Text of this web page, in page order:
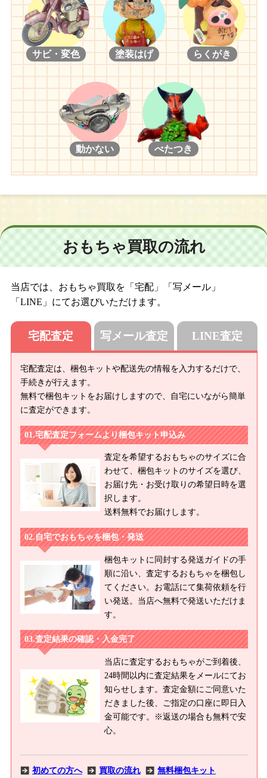
サビ・変色 塗装はげ らくがき
動かない べたつき
おもちゃ買取の流れ
当店では、おもちゃ買取を「宅配」「写メール」
「LINE」にてお選びいただけます。
宅配査定
宅配査定は、梱包キットや配送先の情報を入力するだけで、
手続きが行えます。
無料で梱包キットをお届けしますので、自宅にいながら簡単
に査定ができます。
宅配査定フォームより梱包キット申込み
査定を希望するおもちゃのサイズに合
わせて、梱包キットのサイズを選び、
お届け先・お受け取りの希望日時を選
択します。
送料無料でお届けします。
自宅でおもちゃを梱包・発送
梱包キットに同封する発送ガイドの手
順に沿い、査定するおもちゃを梱包し
てください。お電話にて集荷依頼を行
い発送。当店へ無料で発送いただけま
す。
査定結果の確認・入金完了
当店に査定するおもちゃがご到着後、
24時間以内に査定結果をメールにてお
知らせします。査定金額にご同意いた
だきました後、ご指定の口座に即日入
金可能です。※返送の場合も無料で安
心。
初めての方へ 買取の流れ 無料梱包キット
写メール査定 LINE査定